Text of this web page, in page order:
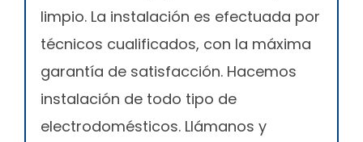
limpio. La instalación es efectuada por
técnicos cualificados, con la máxima
garantía de satisfacción. Hacemos
instalación de todo tipo de
electrodomésticos. Llámanos y